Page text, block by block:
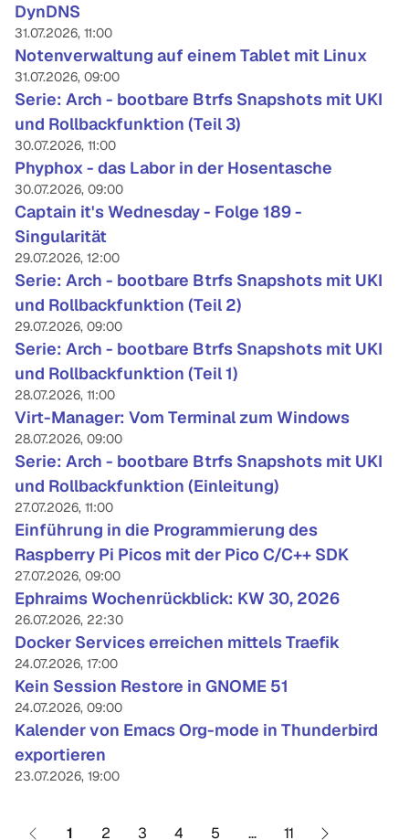
DynDNS
31.07.2026, 11:00
Notenverwaltung auf einem Tablet mit Linux
31.07.2026, 09:00
Serie: Arch - bootbare Btrfs Snapshots mit UKI
und Rollbackfunktion (Teil 3)
30.07.2026, 11:00
Phyphox - das Labor in der Hosentasche
30.07.2026, 09:00
Captain it's Wednesday - Folge 189 -
Singularität
29.07.2026, 12:00
Serie: Arch - bootbare Btrfs Snapshots mit UKI
und Rollbackfunktion (Teil 2)
29.07.2026, 09:00
Serie: Arch - bootbare Btrfs Snapshots mit UKI
und Rollbackfunktion (Teil 1)
28.07.2026, 11:00
Virt-Manager: Vom Terminal zum Windows
28.07.2026, 09:00
Serie: Arch - bootbare Btrfs Snapshots mit UKI
und Rollbackfunktion (Einleitung)
27.07.2026, 11:00
Einführung in die Programmierung des
Raspberry Pi Picos mit der Pico C/C++ SDK
27.07.2026, 09:00
Ephraims Wochenrückblick: KW 30, 2026
26.07.2026, 22:30
Docker Services erreichen mittels Traefik
24.07.2026, 17:00
Kein Session Restore in GNOME 51
24.07.2026, 09:00
Kalender von Emacs Org-mode in Thunderbird
exportieren
23.07.2026, 19:00
1 2 3 4 5 … 11